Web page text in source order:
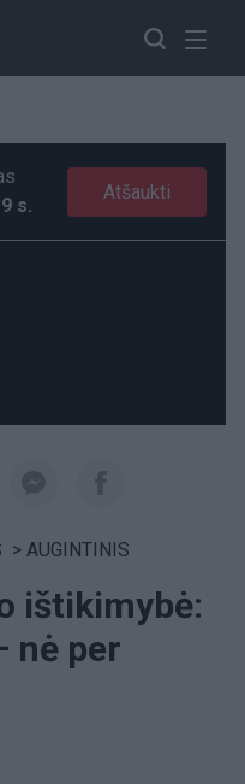
Neregėta ančiuko ištikimybė: nuo šeimininko – nė per žingsnį
9 s.
Atšaukti
> AUGINTINIS
ištikimybė:
nė per